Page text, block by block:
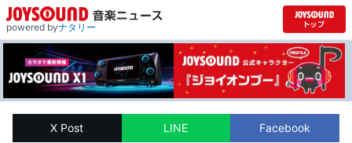
powered byナタリー
X Post LINE Facebook